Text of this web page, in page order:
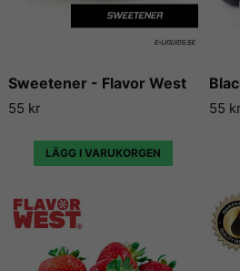
Sweetener - Flavor West
55 kr
LÄGG I VARUKORGEN
55 kr
lägga ut sina egna e-juice recept.
vidare till några sådana recept då
något recept på en e-juice vi själva